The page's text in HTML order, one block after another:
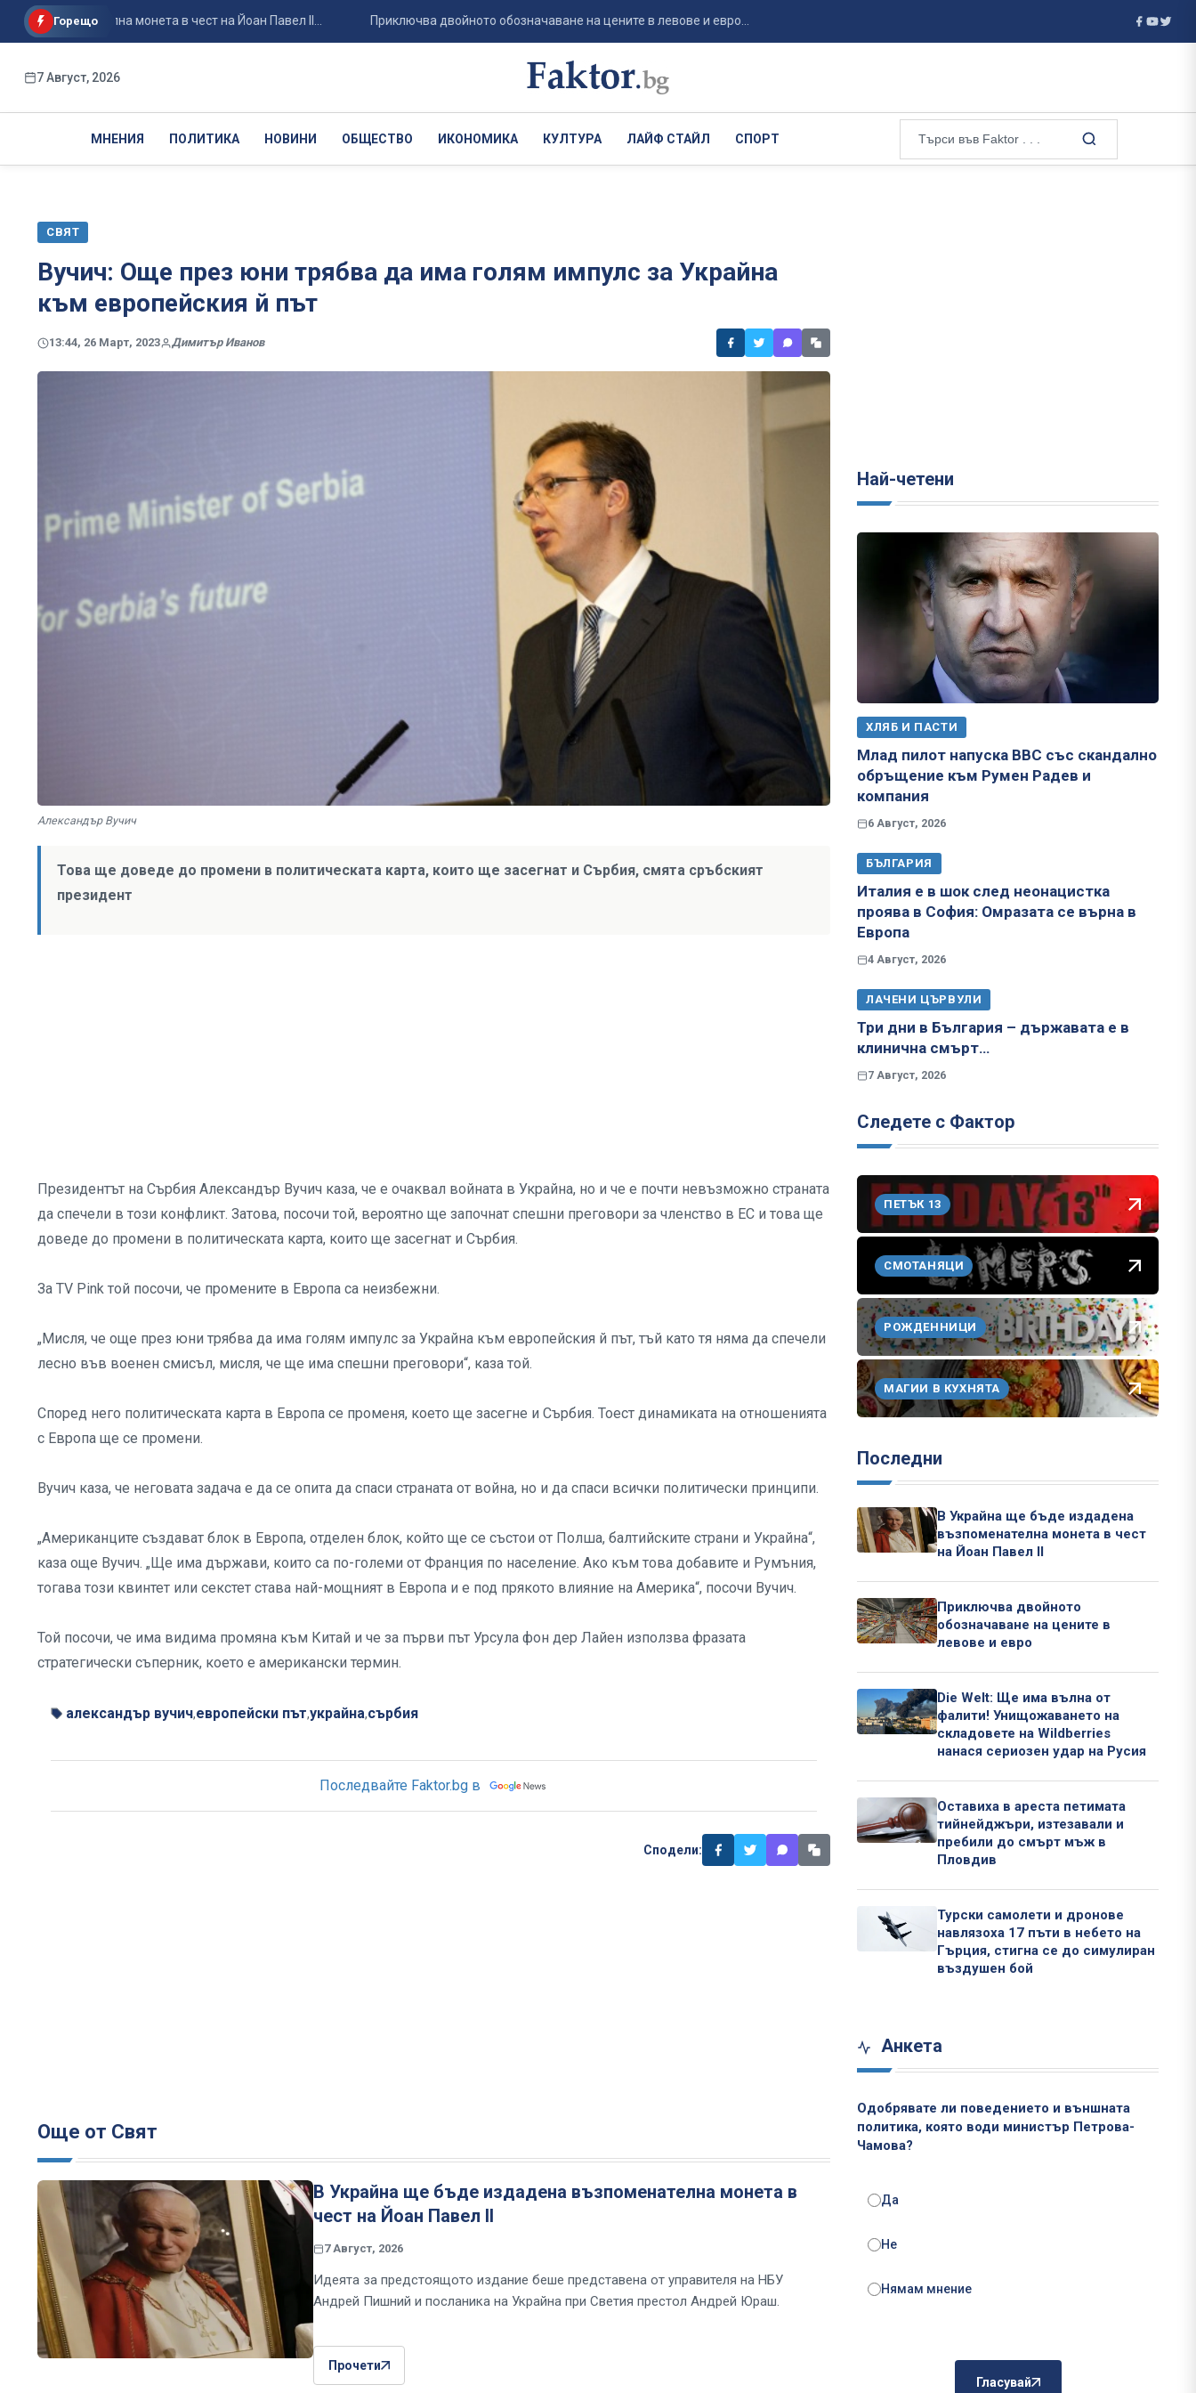
Горещомонета в чест на Йоан Павел II... Приключва двойното обозначаване на цените в левове и евро... Die Welt: Ще има вълна от фалити! Унищожаването на складовете на
7 Август, 2026
МНЕНИЯ ПОЛИТИКА НОВИНИ ОБЩЕСТВО ИКОНОМИКА КУЛТУРА ЛАЙФ СТАЙЛ СПОРТ
СВЯТ
Вучич: Още през юни трябва да има голям импулс за Украйна
към европейския й път
13:44, 26 Март, 2023 Димитър Иванов
Александър Вучич
Това ще доведе до промени в политическата карта, които ще засегнат и Сърбия, смята сръбският
президент
Президентът на Сърбия Александър Вучич каза, че е очаквал войната в Украйна, но и че е почти невъзможно страната
да спечели в този конфликт. Затова, посочи той, вероятно ще започнат спешни преговори за членство в ЕС и това ще
доведе до промени в политическата карта, които ще засегнат и Сърбия.
За TV Pink той посочи, че промените в Европа са неизбежни.
„Мисля, че още през юни трябва да има голям импулс за Украйна към европейския й път, тъй като тя няма да спечели
лесно във военен смисъл, мисля, че ще има спешни преговори“, каза той.
Според него политическата карта в Европа се променя, което ще засегне и Сърбия. Тоест динамиката на отношенията
с Европа ще се промени.
Вучич каза, че неговата задача е да се опита да спаси страната от война, но и да спаси всички политически принципи.
„Американците създават блок в Европа, отделен блок, който ще се състои от Полша, балтийските страни и Украйна“,
каза още Вучич. „Ще има държави, които са по-големи от Франция по население. Ако към това добавите и Румъния,
тогава този квинтет или секстет става най-мощният в Европа и е под прякото влияние на Америка“, посочи Вучич.
Той посочи, че има видима промяна към Китай и че за първи път Урсула фон дер Лайен използва фразата
стратегически съперник, което е американски термин.
александър вучич,европейски път,украйна,сърбия
Последвайте Faktor.bg в
Сподели:
Още от Свят
В Украйна ще бъде издадена възпоменателна монета в
чест на Йоан Павел II
7 Август, 2026
Идеята за предстоящото издание беше представена от управителя на НБУ
Андрей Пишний и посланика на Украйна при Светия престол Андрей Юраш.
Прочети
Най-четени
ХЛЯБ И ПАСТИ
Млад пилот напуска ВВС със скандално
обръщение към Румен Радев и
компания
6 Август, 2026
БЪЛГАРИЯ
Италия е в шок след неонацистка
проява в София: Омразата се върна в
Европа
4 Август, 2026
ЛАЧЕНИ ЦЪРВУЛИ
Три дни в България – държавата е в
клинична смърт…
7 Август, 2026
Следете с Фактор
ПЕТЪК 13
СМОТАНЯЦИ
РОЖДЕННИЦИ
МАГИИ В КУХНЯТА
Последни
В Украйна ще бъде издадена
възпоменателна монета в чест
на Йоан Павел II
Приключва двойното
обозначаване на цените в
левове и евро
Die Welt: Ще има вълна от
фалити! Унищожаването на
складовете на Wildberries
нанася сериозен удар на Русия
Оставиха в ареста петимата
тийнейджъри, изтезавали и
пребили до смърт мъж в
Пловдив
Турски самолети и дронове
навлязоха 17 пъти в небето на
Гърция, стигна се до симулиран
въздушен бой
Анкета
Одобрявате ли поведението и външната
политика, която води министър Петрова-
Чамова?
Да
Не
Нямам мнение
Гласувай